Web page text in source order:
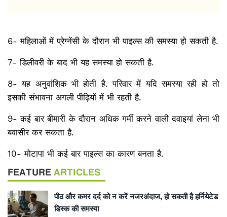
6- महिलाओं में प्रेग्नेंसी के दौरान भी पाइल्स की समस्या हो सकती है.
7- डिलीवरी के बाद भी यह समस्या हो सकती है.
8- यह अनुवांशिक भी होती है. परिवार में यदि समस्या रही हो तो
इसकी संभावना अगली पीढ़ियों में भी रहती है.
9- कई बार बीमारी के दौरान अधिक गर्मी करने वाली दवाइयां लेना भी
बवासीर कर सकता है.
10- मोटापा भी कई बार पाइल्स का कारण बनता है.
FEATURE ARTICLES
पीठ और कमर दर्द को न करें नजरअंदाज, हो सकती है हर्नियेटेड
डिस्क की समस्या